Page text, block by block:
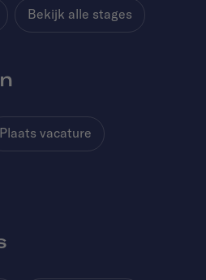
Bekijk alle stages
Plaats vacature